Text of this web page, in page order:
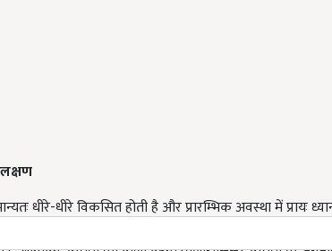
धीरे-धीरे विकसित होती है और प्रारम्भिक अवस्था में प्रायः
सूखे के प्रभाव अथवा उर्वरकों की कमी समझ बैठते हैं. सूक्ष्म